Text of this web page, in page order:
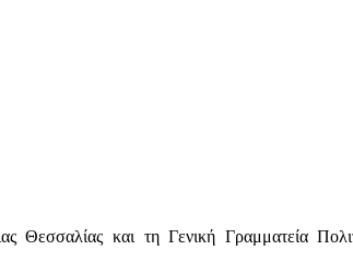
Θεσσαλίας και τη Γενική Γραμματεία